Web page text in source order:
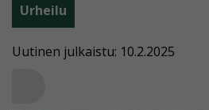
Urheilu
Uutinen julkaistu: 10.2.2025